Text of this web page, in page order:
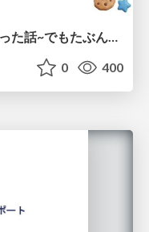
若手としての正解を得られなかった話~でもたぶん生きのこれる~
0 400